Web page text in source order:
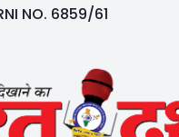
NO. 6859/61